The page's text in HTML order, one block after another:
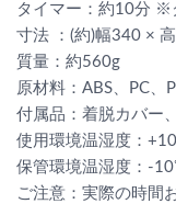
タイマー：約10分 ※
寸法 ：(約)幅340 ×
質量：約560g
原材料：ABS、PC、
付属品：着脱カバー
使用環境温湿度：
保管環境温湿度：-
ご注意：実際の時間